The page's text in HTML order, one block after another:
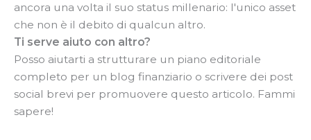
ancora una volta il suo status millenario: l'unico asset
che non è il debito di qualcun altro.
Ti serve aiuto con altro?
Posso aiutarti a strutturare un piano editoriale
completo per un blog finanziario o scrivere dei post
social brevi per promuovere questo articolo. Fammi
sapere!